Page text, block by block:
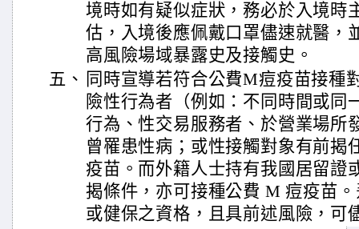
境時如有疑似症狀，務必於入境時
估，入境後應佩戴口罩儘速就醫，
高風險場域暴露史及接觸史。
五、
同時宣導若符合公費M痘疫苗接種
險性行為者（例如：不同時間或同
行為、性交易服務者、於營業場所
曾罹患性病；或性接觸對象有前揭
疫苗。而外籍人士持有我國居留證
揭條件，亦可接種公費 M 痘疫苗
或健保之資格，且具前述風險，可